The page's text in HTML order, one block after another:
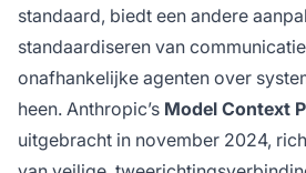
standaard, biedt een andere
standaardiseren van
onafhankelijke agenten over
heen. Anthropic’s Model Context
uitgebracht in november 2024,